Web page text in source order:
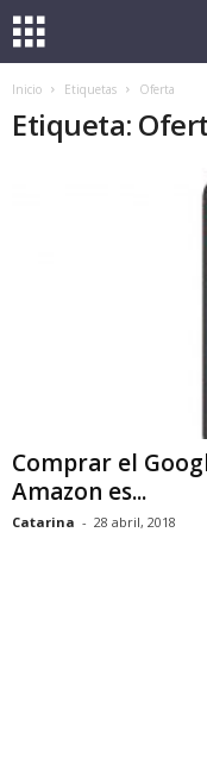
Inicio Etiquetas Oferta
Etiqueta:
Comprar el
Amazon es...
Catarina - 28 abril, 2018